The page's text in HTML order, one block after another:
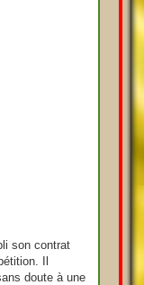
son contrat
Il
doute à une